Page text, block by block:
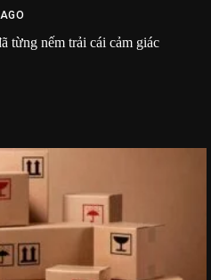
từng nếm trải cái cảm giác